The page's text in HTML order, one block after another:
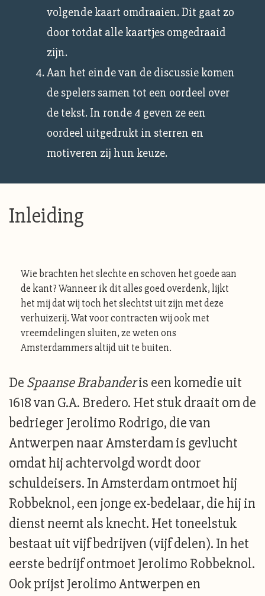
volgende kaart omdraaien. Dit gaat zo
door totdat alle kaartjes omgedraaid
zijn.
Aan het einde van de discussie komen
de spelers samen tot een oordeel over
de tekst. In ronde 4 geven ze een
oordeel uitgedrukt in sterren en
motiveren zij hun keuze.
Inleiding
Wie brachten het slechte en schoven het goede aan
de kant? Wanneer ik dit alles goed overdenk, lijkt
het mij dat wij toch het slechtst uit zijn met deze
verhuizerij. Wat voor contracten wij ook met
vreemdelingen sluiten, ze weten ons
Amsterdammers altijd uit te buiten.
De Spaanse Brabanderis een komedie uit
1618 van G.A. Bredero. Het stuk draait om de
bedrieger Jerolimo Rodrigo, die van
Antwerpen naar Amsterdam is gevlucht
omdat hij achtervolgd wordt door
schuldeisers. In Amsterdam ontmoet hij
Robbeknol, een jonge ex-bedelaar, die hij in
dienst neemt als knecht. Het toneelstuk
bestaat uit vijf bedrijven (vijf delen). In het
eerste bedrijf ontmoet Jerolimo Robbeknol.
Ook prijst Jerolimo Antwerpen en